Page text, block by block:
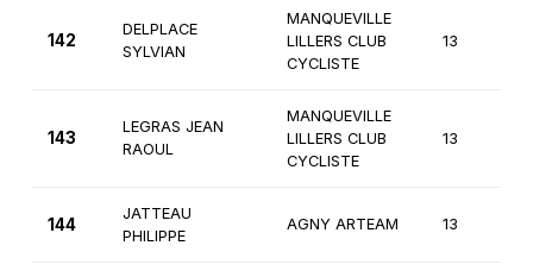
142
DELPLACE
SYLVIAN
MANQUEVILLE
LILLERS CLUB
CYCLISTE
13
143
LEGRAS JEAN
RAOUL
MANQUEVILLE
LILLERS CLUB
CYCLISTE
13
144
JATTEAU
PHILIPPE
AGNY ARTEAM 13